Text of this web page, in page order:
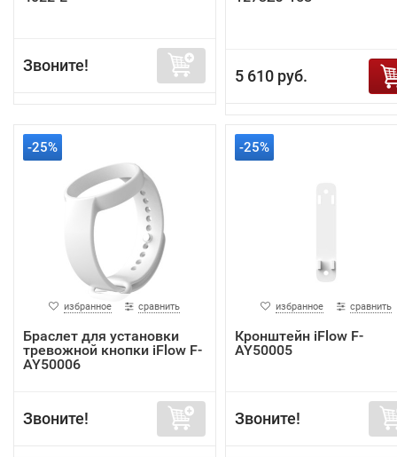
Звоните!
5 610 руб.
-25%
избранное сравнить
Браслет для установки
тревожной кнопки iFlow F-
AY50006
Звоните!
-25%
избранное сравнить
Кронштейн iFlow F-
AY50005
Звоните!